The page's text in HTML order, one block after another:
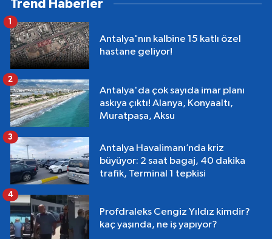
Trend Haberler
Antalya'nın kalbine 15 katlı özel
hastane geliyor!
1
Antalya'da çok sayıda imar planı
askıya çıktı! Alanya, Konyaaltı,
Muratpaşa, Aksu
2
Antalya Havalimanı’nda kriz
büyüyor: 2 saat bagaj, 40 dakika
trafik, Terminal 1 tepkisi
3
Profdraleks Cengiz Yıldız kimdir?
kaç yaşında, ne iş yapıyor?
4